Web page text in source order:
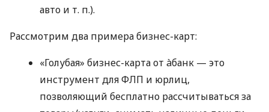
авто и т. п.).
Рассмотрим два примера бизнес-карт:
«Голубая» бизнес-карта от àбанк — это
инструмент для ФЛП и юрлиц,
позволяющий бесплатно рассчитываться за